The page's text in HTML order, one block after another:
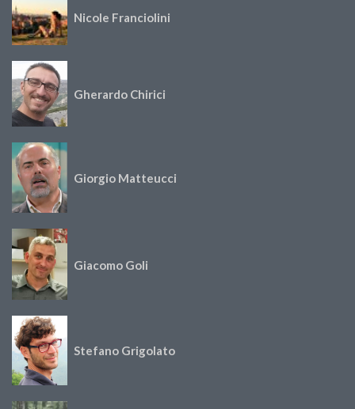
Nicole Franciolini
Gherardo Chirici
Giorgio Matteucci
Giacomo Goli
Stefano Grigolato